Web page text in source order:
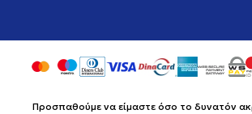
Προσπαθούμε να είμαστε όσο το δυνατόν